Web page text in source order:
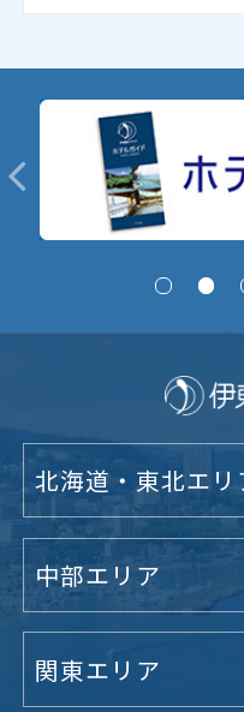
北海道・東北エリ
中部エリア
関東エリア